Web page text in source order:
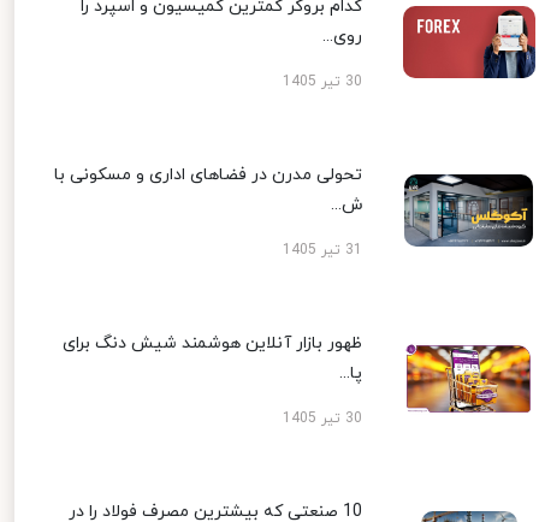
کدام بروکر کمترین کمیسیون و اسپرد را
روی...
30 تیر 1405
تحولی مدرن در فضاهای اداری و مسکونی با
ش...
ظهور بازار آنلاین هوشمند شیش دنگ برای
پا...
30 تیر 1405
10 صنعتی که بیشترین مصرف فولاد را در